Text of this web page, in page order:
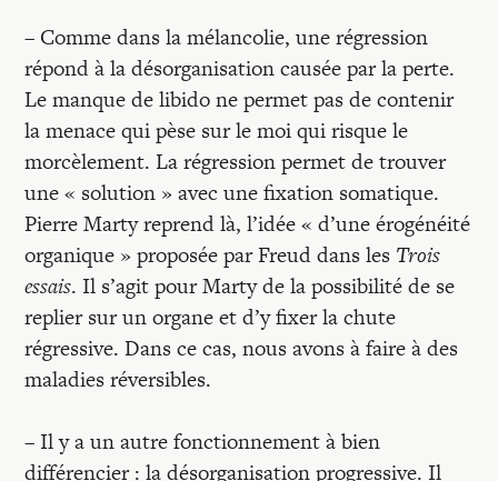
– Comme dans la mélancolie, une régression
répond à la désorganisation causée par la perte.
Le manque de libido ne permet pas de contenir
la menace qui pèse sur le moi qui risque le
morcèlement. La régression permet de trouver
une « solution » avec une fixation somatique.
Pierre Marty reprend là, l’idée « d’une érogénéité
organique » proposée par Freud dans les Trois
essais. Il s’agit pour Marty de la possibilité de se
replier sur un organe et d’y fixer la chute
régressive. Dans ce cas, nous avons à faire à des
maladies réversibles.
– Il y a un autre fonctionnement à bien
différencier : la désorganisation progressive. Il